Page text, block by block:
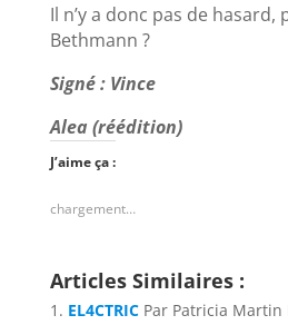
Il n’y a donc pas de hasard,
Bethmann ?
Signé : Vince
Alea (réédition)
J’aime ça :
chargement…
Articles Similaires :
EL4CTRIC Par Patricia Martin